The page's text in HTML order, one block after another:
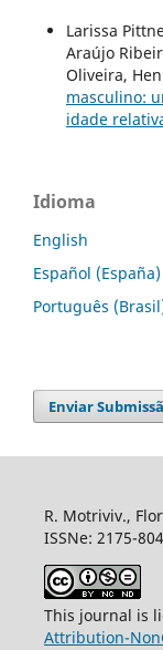
Larissa
Araújo
Oliveira,
masculino:
idade
Idioma
English
Español (España)
Português
Enviar
R. Motriviv.,
ISSNe: 2175-
This journal is
Attribution-